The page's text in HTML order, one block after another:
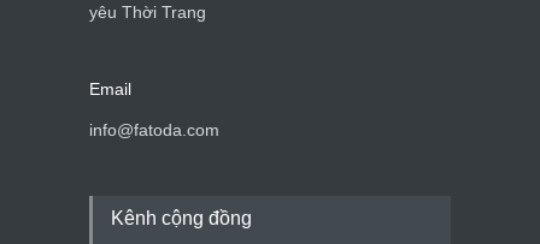
yêu Thời Trang
Email
info@fatoda.com
Kênh cộng đồng